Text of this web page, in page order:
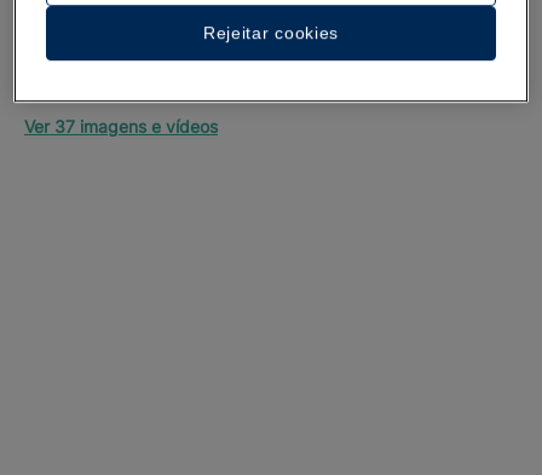
Ver 37 imagens e vídeos
Rejeitar cookies